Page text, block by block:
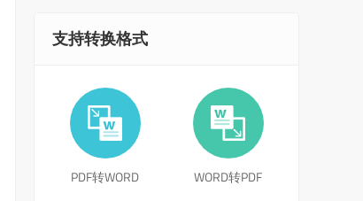
支持转换格式
PDF转WORD WORD转PDF